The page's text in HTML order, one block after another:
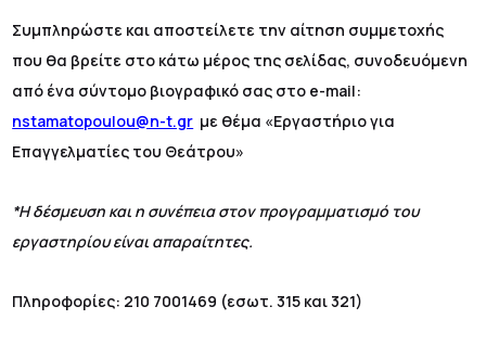
Συμπληρώστε και αποστείλετε την αίτηση συμμετοχής
που θα βρείτε στο κάτω μέρος της σελίδας, συνοδευόμενη
από ένα σύντομο βιογραφικό σας στο e-mail:
nstamatopoulou@n-t.gr με θέμα «Εργαστήριο για
Επαγγελματίες του Θεάτρου»
*Η δέσμευση και η συνέπεια στον προγραμματισμό του
εργαστηρίου είναι απαραίτητες.
Πληροφορίες: 210 7001469 (εσωτ. 315 και 321)